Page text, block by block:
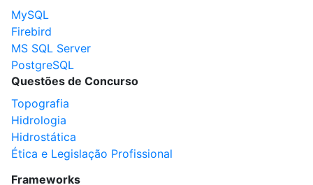
MySQL
Firebird
MS SQL Server
PostgreSQL
Questões de Concurso
Topografia
Hidrologia
Hidrostática
Ética e Legislação Profissional
Frameworks